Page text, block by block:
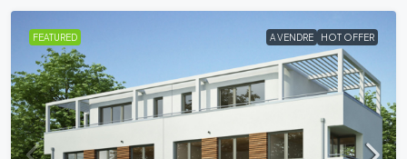
FEATURED A VENDRE HOT OFFER